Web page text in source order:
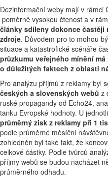
Dezinformační weby mají v rámci
poměrně vysokou čtenost a v
články sdíleny dokonce častěji
zdroje. Důvodem pro to mohou
situace a katastrofické scénáře
průzkumu veřejného mínění
o důležitých faktech z oblasti
Pro analýzu příjmů z reklamy byl
českých a slovenských webů z
ruské propagandy od Echo24,
tanku Evropské hodnoty. U
průměrný zisk z reklamy při 1
podle průměrné měsíční
zohledněn byl také fakt, že
celkové částky. Podle tvůrců
příjmy webů se budou nacházet
průměrného odhadu.